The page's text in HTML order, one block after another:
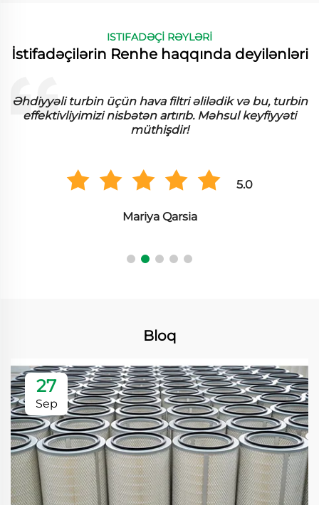
ISTIFADƏÇİ RƏYLƏRİ
İstifadəçilərin Renhe haqqında deyilənləri
Əhdiyyəli turbin üçün hava filtri əlilədik və bu, turbin
effektivliyimizi nisbətən artırıb. Məhsul keyfiyyəti
müthişdir!
5.0
Mariya Qarsia
Bloq
27
Sep